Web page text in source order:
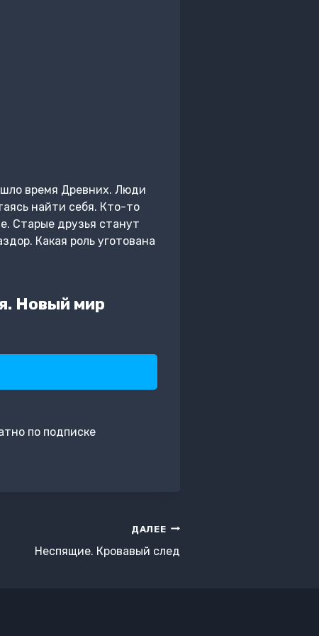
время Древних. Люди
найти себя. Кто-то
Старые друзья станут
Какая роль уготована
Новый мир
по подписке
ДАЛЕЕ
Неспящие. Кровавый след